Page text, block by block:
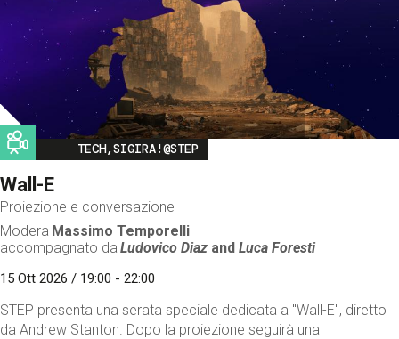
Image
TECH,SIGIRA!@STEP
Wall-E
Proiezione e conversazione
Modera Massimo Temporelli
accompagnato da Ludovico Diaz andLuca Foresti
15 Ott 2026 / 19:00 - 22:00
STEP presenta una serata speciale dedicata a "Wall-E", diretto
da Andrew Stanton. Dopo la proiezione seguirà una